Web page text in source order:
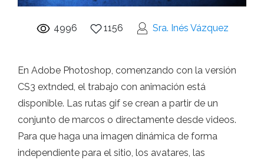
4996 1156 Sra. Inés Vázquez
En Adobe Photoshop, comenzando con la versión
CS3 extnded, el trabajo con animación está
disponible. Las rutas gif se crean a partir de un
conjunto de marcos o directamente desde videos.
Para que haga una imagen dinámica de forma
independiente para el sitio, los avatares, las